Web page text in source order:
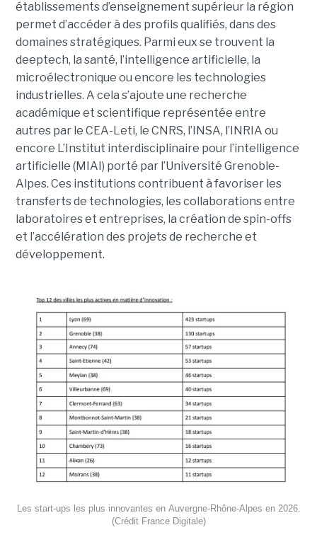
établissements d’enseignement supérieur la région
permet d’accéder à des profils qualifiés, dans des
domaines stratégiques. Parmi eux se trouvent la
deeptech, la santé, l’intelligence artificielle, la
microélectronique ou encore les technologies
industrielles. A cela s’ajoute une recherche
académique et scientifique représentée entre
autres par le CEA-Leti, le CNRS, l’INSA, l’INRIA ou
encore L’Institut interdisciplinaire pour l’intelligence
artificielle (MIAI) porté par l’Université Grenoble-
Alpes. Ces institutions contribuent à favoriser les
transferts de technologies, les collaborations entre
laboratoires et entreprises, la création de spin-offs
et l’accélération des projets de recherche et
développement.
Les start-ups les plus innovantes en Auvergne-Rhône-Alpes en 2026.
(Crédit France Digitale)